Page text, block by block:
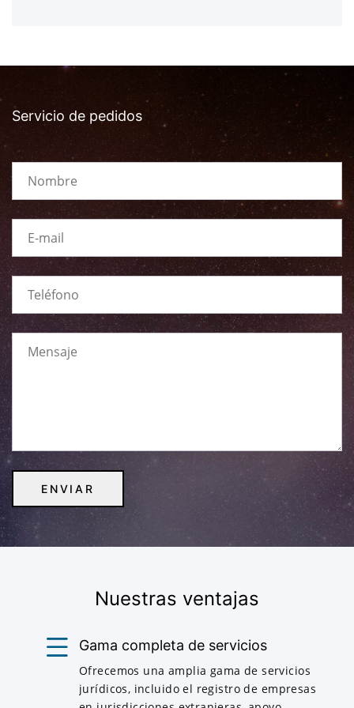
Servicio de pedidos
Nuestras ventajas
Gama completa de servicios
Ofrecemos una amplia gama de servicios
jurídicos, incluido el registro de empresas